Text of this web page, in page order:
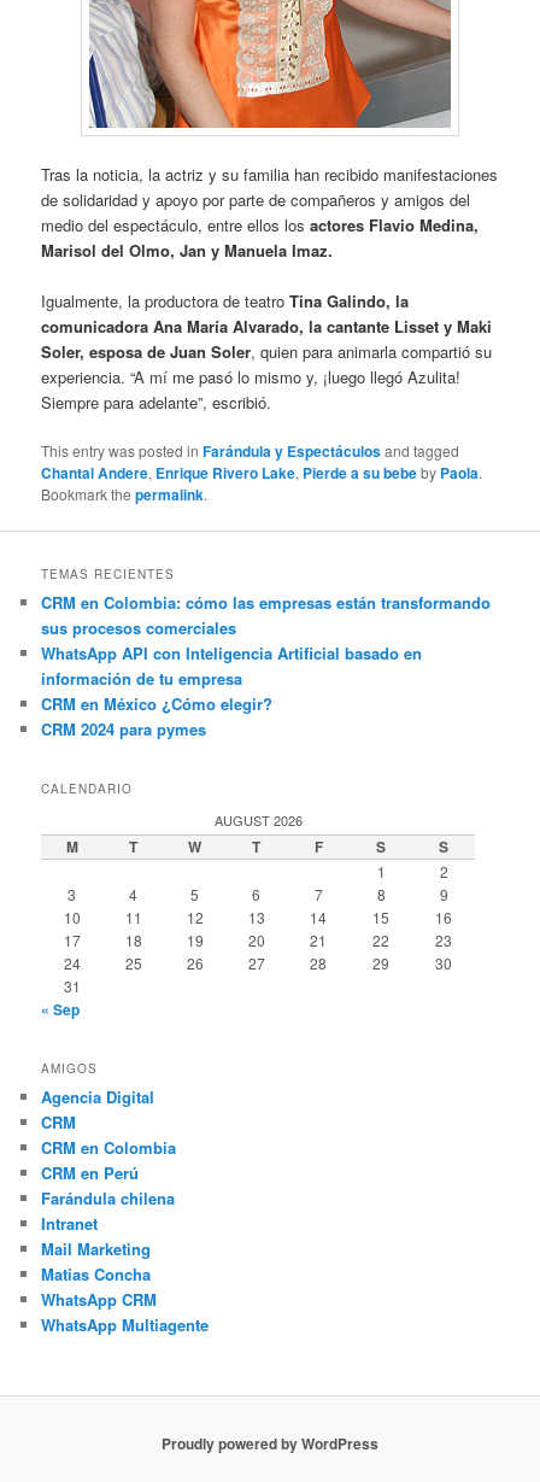
Tras la noticia, la actriz y su familia han recibido manifestaciones
de solidaridad y apoyo por parte de compañeros y amigos del
medio del espectáculo, entre ellos losactores Flavio Medina,
Marisol del Olmo, Jan y Manuela Imaz.
Igualmente, la productora de teatroTina Galindo, la
comunicadora Ana María Alvarado, la cantante Lisset y Maki
Soler, esposa de Juan Soler, quien para animarla compartió su
experiencia. “A mí me pasó lo mismo y, ¡luego llegó Azulita!
Siempre para adelante”, escribió.
This entry was posted inFarándula y Espectáculosand tagged
Chantal Andere, Enrique Rivero Lake, Pierde a su bebeby Paola.
Bookmark thepermalink.
TEMAS RECIENTES
CRM en Colombia: cómo las empresas están transformando
sus procesos comerciales
WhatsApp API con Inteligencia Artificial basado en
información de tu empresa
CRM en México ¿Cómo elegir?
CRM 2024 para pymes
CALENDARIO
AUGUST 2026
M T W T F S S
1
2
3
4 5 6 7 8
9
10
11 12 13 14 15
16
17
18 19 20 21 22
23
24
25 26 27 28 29
30
31
« Sep
AMIGOS
Agencia Digital
CRM
CRM en Colombia
CRM en Perú
Farándula chilena
Intranet
Mail Marketing
Matias Concha
WhatsApp CRM
WhatsApp Multiagente
Proudly powered by WordPress